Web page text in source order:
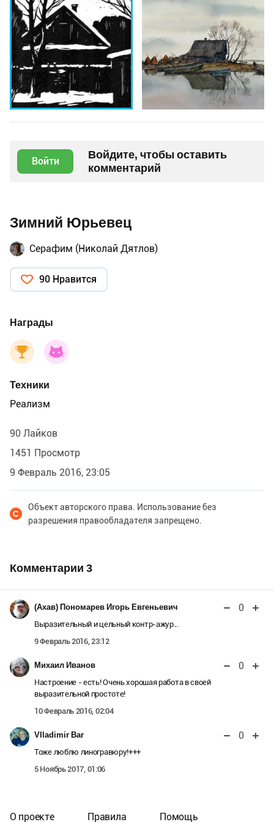
Войти
Войдите, чтобы оставить
комментарий
Зимний Юрьевец
Серафим (Николай Дятлов)
90 Нравится
Награды
Техники
Реализм
90 Лайков
1451 Просмотр
9 Февраль 2016, 23:05
Объект авторского права. Использование без
разрешения правообладателя запрещено.
Комментарии 3
(Ахав) Пономарев Игорь Евгеньевич 0
Выразительный и цельный контр-ажур...
9 Февраль 2016, 23:12
Михаил Иванов 0
Настроение - есть! Очень хорошая работа в своей
выразительной простоте!
10 Февраль 2016, 02:04
Vlladimir Bar 0
Тоже люблю линогравюру!+++
5 Ноябрь 2017, 01:06
О проекте Правила Помощь